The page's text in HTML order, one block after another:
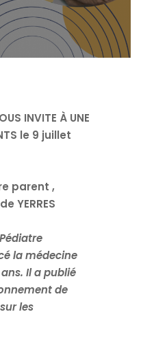
INVITE À UNE
le 9 juillet
parent ,
YERRES
Pédiatre
la médecine
Il a publié
de
les